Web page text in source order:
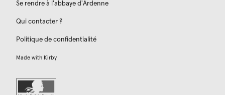
Se rendre à l'abbaye d'Ardenne
Qui contacter ?
Politique de confidentialité
Made with Kirby